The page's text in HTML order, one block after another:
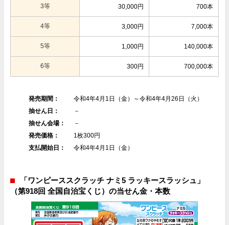
3等 30,000円 700本
4等 3,000円 7,000本
5等 1,000円 140,000本
6等 300円 700,000本
発売期間：
令和4年4月1日（金）～令和4年4月26日（火）
抽せん日：
－
抽せん会場：
－
発売価格：
1枚300円
支払開始日：
令和4年4月1日（金）
「ワンピーススクラッチ ナミ5 ラッキースラッシュ」
（第918回 全国自治宝くじ）の当せん金・本数